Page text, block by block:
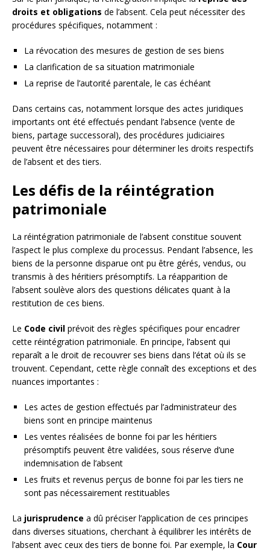
droits et obligations de l’absent. Cela peut nécessiter des
procédures spécifiques, notamment :
La révocation des mesures de gestion de ses biens
La clarification de sa situation matrimoniale
La reprise de l’autorité parentale, le cas échéant
Dans certains cas, notamment lorsque des actes juridiques
importants ont été effectués pendant l’absence (vente de
biens, partage successoral), des procédures judiciaires
peuvent être nécessaires pour déterminer les droits respectifs
de l’absent et des tiers.
Les défis de la réintégration
patrimoniale
La réintégration patrimoniale de l’absent constitue souvent
l’aspect le plus complexe du processus. Pendant l’absence, les
biens de la personne disparue ont pu être gérés, vendus, ou
transmis à des héritiers présomptifs. La réapparition de
l’absent soulève alors des questions délicates quant à la
restitution de ces biens.
Le Code civil prévoit des règles spécifiques pour encadrer
cette réintégration patrimoniale. En principe, l’absent qui
reparaît a le droit de recouvrer ses biens dans l’état où ils se
trouvent. Cependant, cette règle connaît des exceptions et des
nuances importantes :
Les actes de gestion effectués par l’administrateur des
biens sont en principe maintenus
Les ventes réalisées de bonne foi par les héritiers
présomptifs peuvent être validées, sous réserve d’une
indemnisation de l’absent
Les fruits et revenus perçus de bonne foi par les tiers ne
sont pas nécessairement restituables
La jurisprudence a dû préciser l’application de ces principes
dans diverses situations, cherchant à équilibrer les intérêts de
l’absent avec ceux des tiers de bonne foi. Par exemple, la Cour